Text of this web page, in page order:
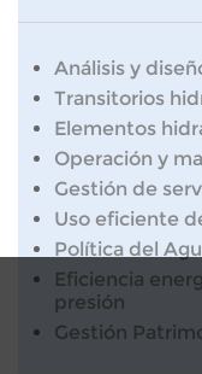
Análisis y
Transitorios
Elementos
Operación y
Gestión de
Uso eficiente
Política del
Eficiencia
presión
Gestión